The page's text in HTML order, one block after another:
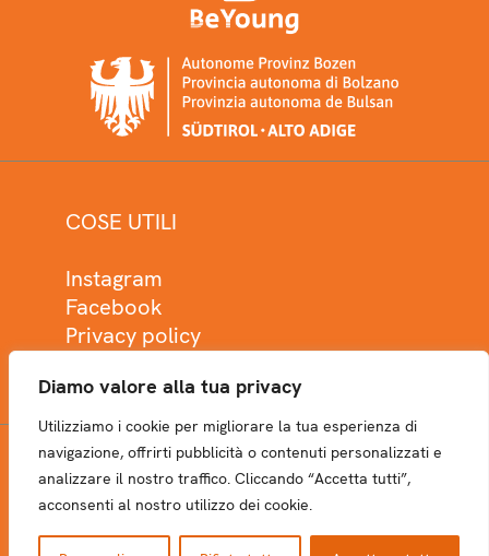
Diamo valore alla tua privacy
Utilizziamo i cookie per migliorare la tua esperienza di
navigazione, offrirti pubblicità o contenuti personalizzati e
analizzare il nostro traffico. Cliccando “Accetta tutti”,
acconsenti al nostro utilizzo dei cookie.
COSE UTILI
Instagram
Facebook
Privacy policy
NEWSLETTER